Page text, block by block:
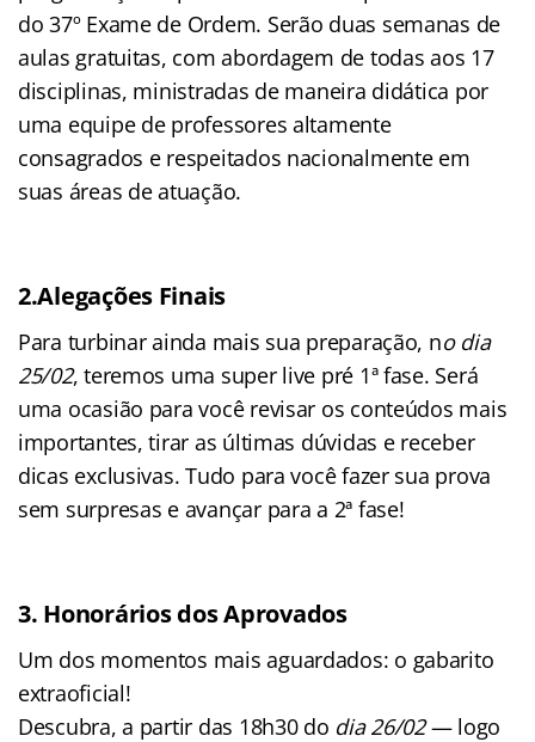
do 37º Exame de Ordem. Serão duas semanas de
aulas gratuitas, com abordagem de todas aos 17
disciplinas, ministradas de maneira didática por
uma equipe de professores altamente
consagrados e respeitados nacionalmente em
suas áreas de atuação.
2.Alegações Finais
Para turbinar ainda mais sua preparação, no dia
25/02, teremos uma super live pré 1ª fase. Será
uma ocasião para você revisar os conteúdos mais
importantes, tirar as últimas dúvidas e receber
dicas exclusivas. Tudo para você fazer sua prova
sem surpresas e avançar para a 2ª fase!
3. Honorários dos Aprovados
Um dos momentos mais aguardados: o gabarito
extraoficial!
Descubra, a partir das 18h30 do dia 26/02— logo